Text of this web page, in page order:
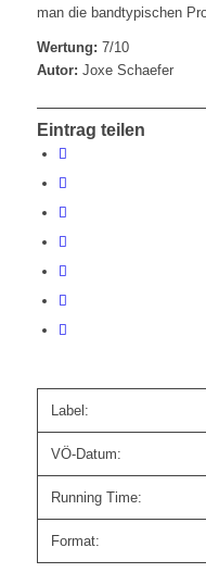
man die bandtypischen
Wertung: 7/10
Autor: Joxe Schaefer
Eintrag teilen
Label:
VÖ-Datum:
Running Time:
Format: